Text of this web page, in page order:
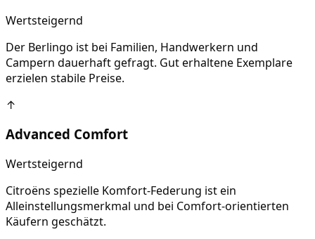
Wertsteigernd
Der Berlingo ist bei Familien, Handwerkern und
Campern dauerhaft gefragt. Gut erhaltene Exemplare
erzielen stabile Preise.
↑
Advanced Comfort
Wertsteigernd
Citroëns spezielle Komfort-Federung ist ein
Alleinstellungsmerkmal und bei Comfort-orientierten
Käufern geschätzt.